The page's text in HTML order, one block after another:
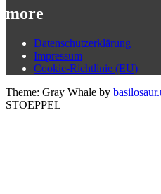
more
Datenschutzerklärung
Impressum
Cookie-Richtlinie (EU)
Theme: Gray Whale by
STOEPPEL